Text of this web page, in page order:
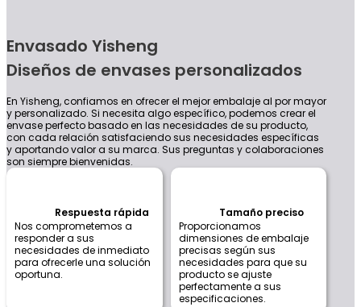
Envasado Yisheng
Diseños de envases personalizados
En Yisheng, confiamos en ofrecer el mejor embalaje al por mayor
y personalizado. Si necesita algo específico, podemos crear el
envase perfecto basado en las necesidades de su producto,
con cada relación satisfaciendo sus necesidades específicas
y aportando valor a su marca. Sus preguntas y colaboraciones
son siempre bienvenidas.
Respuesta rápida
Nos comprometemos a
responder a sus
necesidades de inmediato
para ofrecerle una solución
oportuna.
Tamaño preciso
Proporcionamos
dimensiones de embalaje
precisas según sus
necesidades para que su
producto se ajuste
perfectamente a sus
especificaciones.